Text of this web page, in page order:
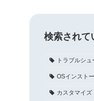
検索されて
トラブルシ
OSインスト
カスタマイズ